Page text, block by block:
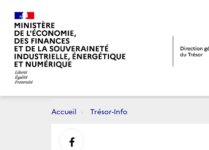
Accueil Trésor-Info
Partager